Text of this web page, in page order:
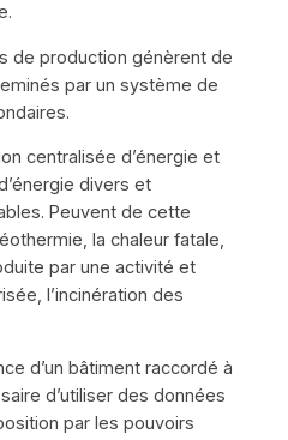
de production génèrent de
par un système de
centralisée d’énergie et
divers et
Peuvent de cette
la chaleur fatale,
par une activité et
l’incinération des
d’un bâtiment raccordé à
d’utiliser des données
par les pouvoirs